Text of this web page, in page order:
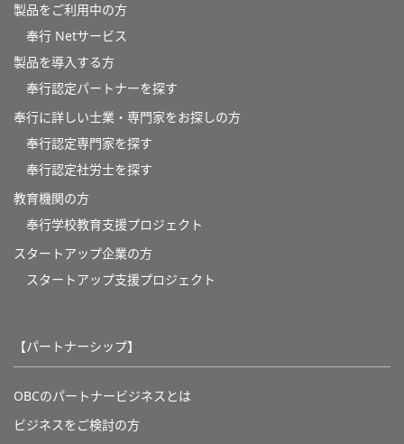
製品をご利用中の方
奉行 Netサービス
製品を導入する方
奉行認定パートナーを探す
奉行に詳しい士業・専門家をお探しの方
奉行認定専門家を探す
奉行認定社労士を探す
教育機関の方
奉⾏学校教育⽀援プロジェクト
スタートアップ企業の方
スタートアップ支援プロジェクト
【パートナーシップ】
OBCのパートナービジネスとは
ビジネスをご検討の方